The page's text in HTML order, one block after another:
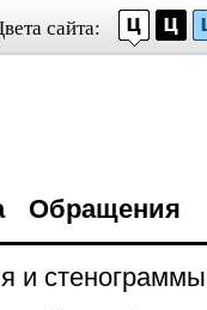
сайта:
Обращения
и стенограммы